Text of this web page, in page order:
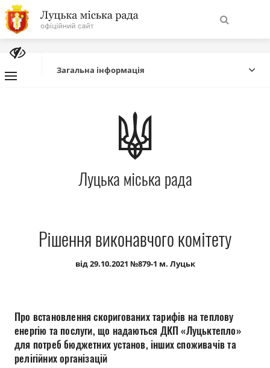
На
головну
Про місто
Міська влада
Міська рада
Публічна інформація
Документи
Загальна інформація
Луцька міська рада
Рішення виконавчого комітету
від 29.10.2021 №879-1 м. Луцьк
Про встановлення скоригованих тарифів на теплову
енергію та послуги, що надаються ДКП «Луцьктепло»
для потреб бюджетних установ, інших споживачів та
релігійних організацій